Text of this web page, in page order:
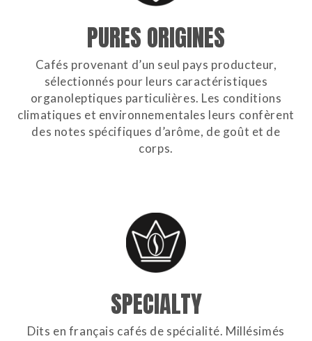
PURES ORIGINES
Cafés provenant d’un seul pays producteur,
sélectionnés pour leurs caractéristiques
organoleptiques particulières. Les conditions
climatiques et environnementales leurs confèrent
des notes spécifiques d’arôme, de goût et de
corps.
SPECIALTY
Dits en français cafés de spécialité. Millésimés